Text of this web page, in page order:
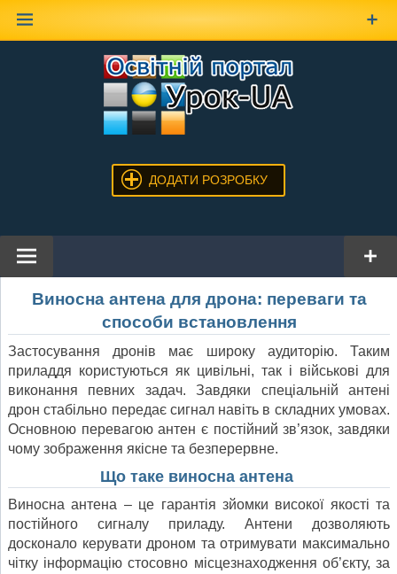
ДОДАТИ РОЗРОБКУ
Виносна антена для дрона: переваги та
способи встановлення
Застосування дронів має широку аудиторію. Таким
приладдя користуються як цивільні, так і військові для
виконання певних задач. Завдяки спеціальній антені
дрон стабільно передає сигнал навіть в складних умовах.
Основною перевагою антен є постійний зв’язок, завдяки
чому зображення якісне та безперервне.
Що таке виносна антена
Виносна антена – це гарантія зйомки високої якості та
постійного сигналу приладу. Антени дозволяють
досконало керувати дроном та отримувати максимально
чітку інформацію стосовно місцезнаходження об’єкту, за